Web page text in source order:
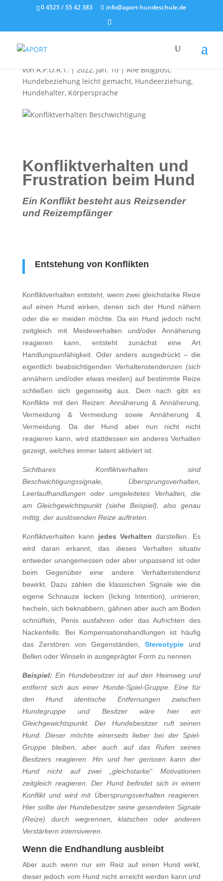
0 4525 / 55 42 383 info@aport-hundeschule.de
Konfliktverhalten und
Frustration
vonA.P.O.R.T.|2022, Jan. 10|Alle Blogpost,
Hundebeziehung leicht gemacht, Hundeerziehung,
Hundehalter, Körpersprache
Konfliktverhalten und
Frustration beim Hund
Ein Konflikt besteht aus Reizsender
und Reizempfänger
Entstehung von Konflikten
Konfliktverhalten entsteht, wenn zwei gleichstarke Reize
auf einen Hund wirken, denen sich der Hund nähern
oder die er meiden möchte. Da ein Hund jedoch nicht
zeitgleich mit Meideverhalten und/oder Annäherung
reagieren kann, entsteht zunächst eine Art
Handlungsunfähigkeit. Oder anders ausgedrückt – die
eigentlich beabsichtigenden Verhaltenstendenzen (sich
annähern und/oder etwas meiden) auf bestimmte Reize
schließen sich gegenseitig aus. Dem nach gibt es
Konflikte mit den Reizen: Annäherung & Annäherung,
Vermeidung & Vermeidung sowie Annäherung &
Vermeidung. Da der Hund aber nun nicht nicht
reagieren kann, wird stattdessen ein anderes Verhalten
gezeigt, welches immer latent aktiviert ist.
Sichtbares Konfliktverhalten sind
Beschwichtigungssignale, Übersprungsverhalten,
Leerlaufhandlungen oder umgeleitetes Verhalten, die
am Gleichgewichtspunkt (siehe Beispiel), also genau
mittig, der auslösenden Reize auftreten.
Konfliktverhalten kann jedes Verhalten darstellen. Es
wird daran erkannt, das dieses Verhalten situativ
entweder unangemessen oder aber unpassend ist oder
beim Gegenüber eine andere Verhaltenstendenz
bewirkt. Dazu zählen die klassischen Signale wie die
eigene Schnauze lecken (licking Intention), urinieren,
hecheln, sich beknabbern, gähnen aber auch am Boden
schnüffeln, Penis ausfahren oder das Aufrichten des
Nackenfells. Bei Kompensationshandlungen ist häufig
das Zerstören von Gegenständen,Stereotypie und
Bellen oder Winseln in ausgeprägter Form zu nennen.
Beispiel:Ein Hundebesitzer ist auf den Heimweg und
entfernt sich aus einer Hunde-Spiel-Gruppe. Eine für
den Hund identische Entfernungen zwischen
Hundegruppe und Besitzer wäre hier ein
Gleichgewichtspunkt. Der Hundebesitzer ruft seinen
Hund. Dieser möchte einerseits lieber bei der Spiel-
Gruppe bleiben, aber auch auf das Rufen seines
Besitzers reagieren. Hin und her gerissen kann der
Hund nicht auf zwei „gleichstarke“ Motivationen
zeitgleich reagieren. Der Hund befindet sich in einem
Konflikt und wird mit Übersprungsverhalten reagieren.
Hier sollte der Hundebesitzer seine gesendeten Signale
(Reize) durch wegrennen, klatschen oder anderen
Verstärkern intensivieren.
Wenn die Endhandlung ausbleibt
Aber auch wenn nur ein Reiz auf einen Hund wirkt,
dieser jedoch vom Hund nicht erreicht werden kann und